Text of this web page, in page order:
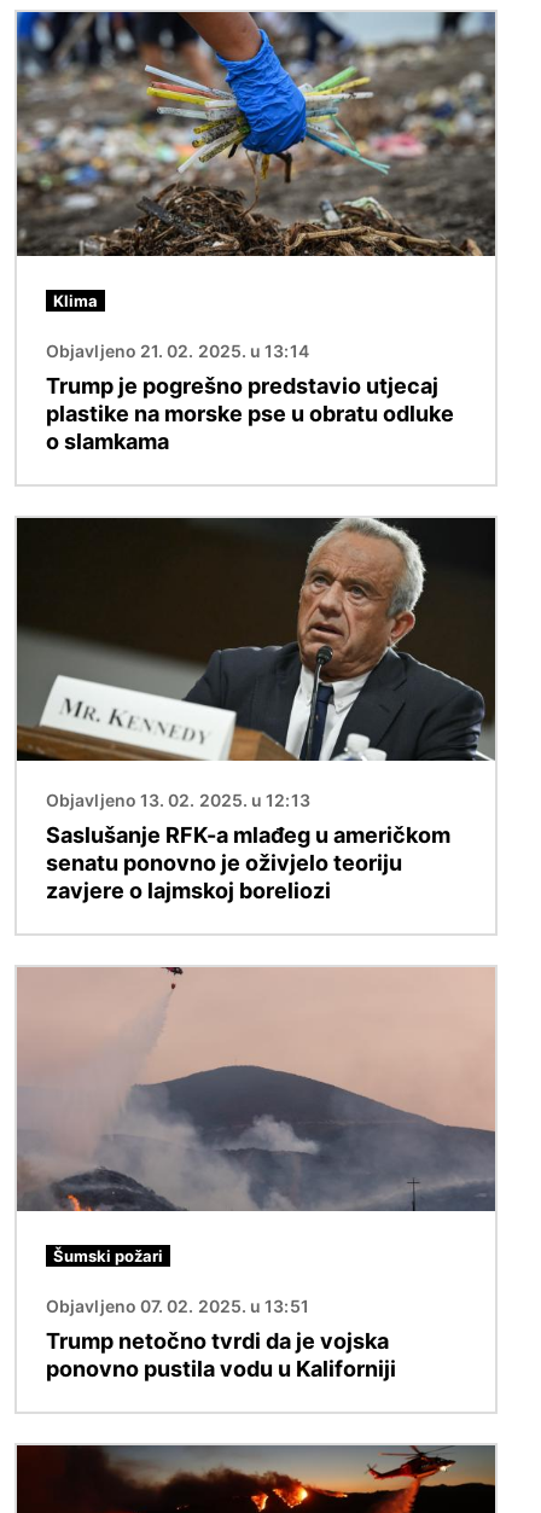
Slika
Klima
Objavljeno 21. 02. 2025. u 13:14
Trump je pogrešno predstavio utjecaj
plastike na morske pse u obratu odluke
o slamkama
Objavljeno 13. 02. 2025. u 12:13
Saslušanje RFK-a mlađeg u američkom
senatu ponovno je oživjelo teoriju
zavjere o lajmskoj boreliozi
Šumski požari
Objavljeno 07. 02. 2025. u 13:51
Trump netočno tvrdi da je vojska
ponovno pustila vodu u Kaliforniji